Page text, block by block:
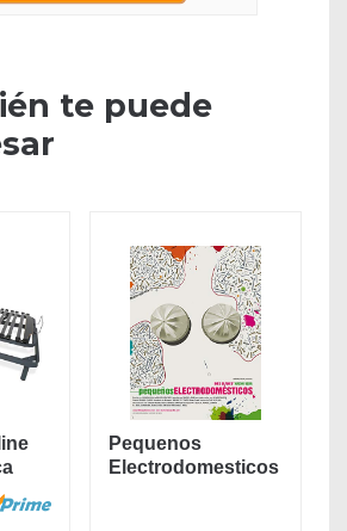
te puede
Pequenos
Electrodomesticos